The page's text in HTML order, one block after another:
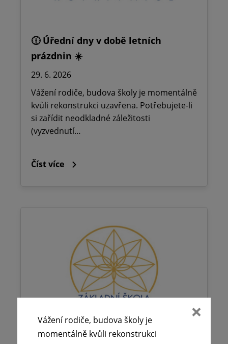
🕧 Úřední dny v době letních
prázdnin ☀️
29. 6. 2026
Vážení rodiče, budova školy je momentálně
kvůli rekonstrukci uzavřena. Potřebujete-li
si zařídit neodkladné záležitosti
(vyzvednutí…
Číst více
Vážení rodiče, budova školy je
momentálně kvůli rekonstrukci